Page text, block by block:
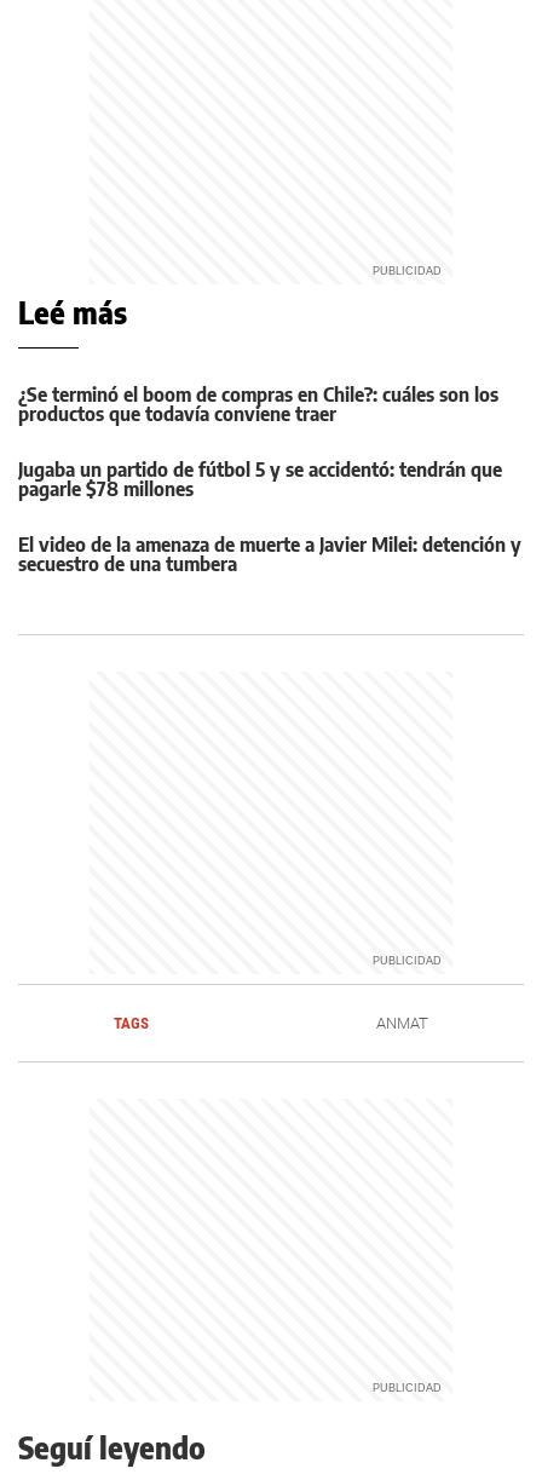
Leé más
¿Se terminó el boom de compras en Chile?: cuáles son los
productos que todavía conviene traer
Jugaba un partido de fútbol 5 y se accidentó: tendrán que
pagarle $78 millones
El video de la amenaza de muerte a Javier Milei: detención y
secuestro de una tumbera
TAGS ANMAT
Seguí leyendo